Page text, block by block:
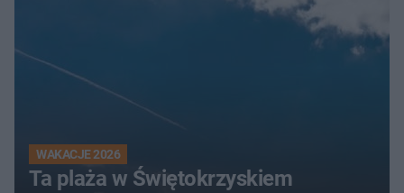
WAKACJE 2026
Ta plaża w Świętokrzyskiem